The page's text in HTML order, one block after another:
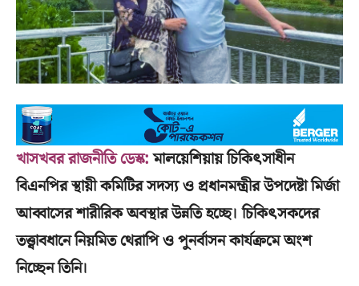
খাসখবর রাজনীতি ডেস্ক:মালয়েশিয়ায় চিকিৎসাধীন
বিএনপির স্থায়ী কমিটির সদস্য ও প্রধানমন্ত্রীর উপদেষ্টা মির্জা
আব্বাসের শারীরিক অবস্থার উন্নতি হচ্ছে। চিকিৎসকদের
তত্ত্বাবধানে নিয়মিত থেরাপি ও পুনর্বাসন কার্যক্রমে অংশ
নিচ্ছেন তিনি।